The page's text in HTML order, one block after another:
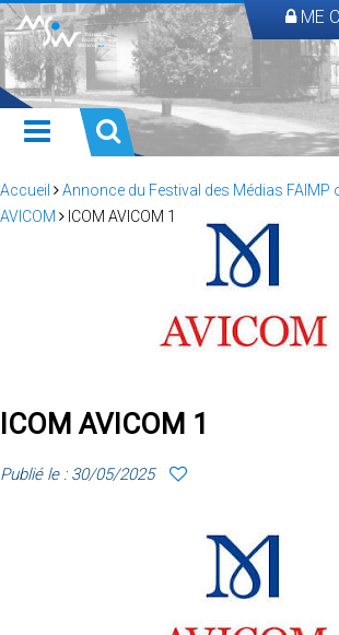
ME
Accueil
Annonce du Festival des Médias FAIMP
AVICOM
ICOM AVICOM 1
ICOM AVICOM 1
Publié le : 30/05/2025